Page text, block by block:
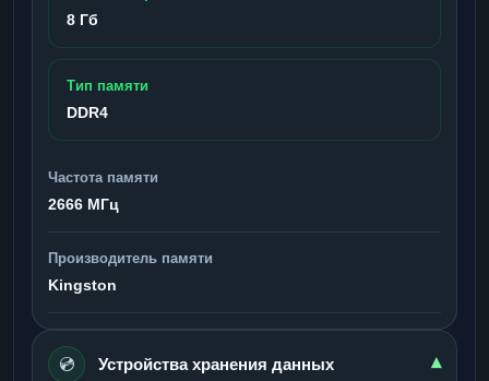
8 Гб
Тип памяти
DDR4
Частота памяти
2666 МГц
Производитель памяти
Kingston
💿 Устройства хранения данных ▾